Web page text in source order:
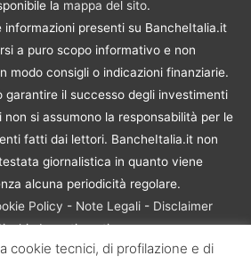
la mappa del sito.
informazioni presenti su BancheItalia.it
a puro scopo informativo e non
modo consigli o indicazioni finanziarie.
garantire il successo degli investimenti
si assumono la responsabilità per le
fatti dai lettori. BancheItalia.it non
giornalistica in quanto viene
alcuna periodicità regolare.
Policy - Note Legali- Disclaimer
Investimenti
© 2021. Tutti i diritti sono riservati. |
cookie tecnici, di profilazione e di